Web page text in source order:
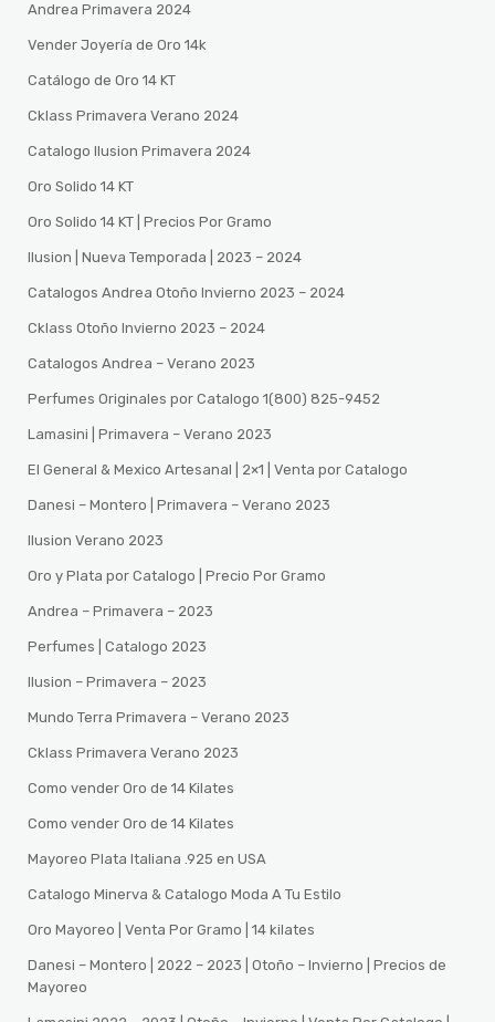
Andrea Primavera 2024
Vender Joyería de Oro 14k
Catálogo de Oro 14 KT
Cklass Primavera Verano 2024
Catalogo Ilusion Primavera 2024
Oro Solido 14 KT
Oro Solido 14 KT | Precios Por Gramo
Ilusion | Nueva Temporada | 2023 – 2024
Catalogos Andrea Otoño Invierno 2023 – 2024
Cklass Otoño Invierno 2023 – 2024
Catalogos Andrea – Verano 2023
Perfumes Originales por Catalogo 1(800) 825-9452
Lamasini | Primavera – Verano 2023
El General & Mexico Artesanal | 2×1 | Venta por Catalogo
Danesi – Montero | Primavera – Verano 2023
Ilusion Verano 2023
Oro y Plata por Catalogo | Precio Por Gramo
Andrea – Primavera – 2023
Perfumes | Catalogo 2023
Ilusion – Primavera – 2023
Mundo Terra Primavera – Verano 2023
Cklass Primavera Verano 2023
Como vender Oro de 14 Kilates
Como vender Oro de 14 Kilates
Mayoreo Plata Italiana .925 en USA
Catalogo Minerva & Catalogo Moda A Tu Estilo
Oro Mayoreo | Venta Por Gramo | 14 kilates
Danesi – Montero | 2022 – 2023 | Otoño – Invierno | Precios de
Mayoreo